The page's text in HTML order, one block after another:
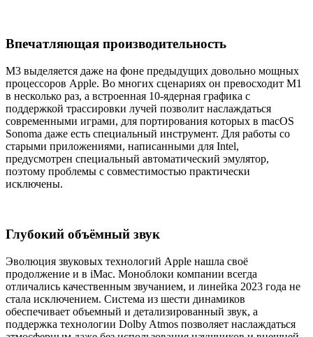
Впечатляющая производительность
M3 выделяется даже на фоне предыдущих довольно мощных
процессоров Apple. Во многих сценариях он превосходит M1
в несколько раз, а встроенная 10-ядерная графика с
поддержкой трассировки лучей позволит наслаждаться
современными играми, для портирования которых в macOS
Sonoma даже есть специальный инструмент. Для работы со
старыми приложениями, написанными для Intel,
предусмотрен специальный автоматический эмулятор,
поэтому проблемы с совместимостью практически
исключены.
Глубокий объёмный звук
Эволюция звуковых технологий Apple нашла своё
продолжение и в iMac. Моноблоки компании всегда
отличались качественным звучанием, и линейка 2023 года не
стала исключением. Система из шести динамиков
обеспечивает объемный и детализированный звук, а
поддержка технологии Dolby Atmos позволяет наслаждаться